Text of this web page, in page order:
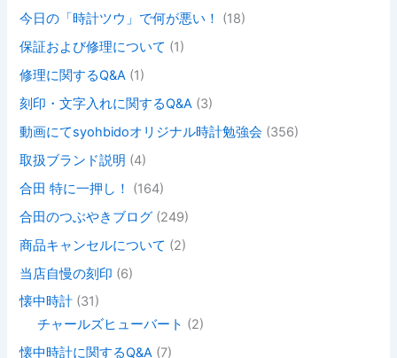
今日の「時計ツウ」で何が悪い！
(18)
保証および修理について (1)
修理に関するQ&A (1)
刻印・文字入れに関するQ&A (3)
動画にてsyohbidoオリジナル時計勉強会 (356)
取扱ブランド説明 (4)
合田 特に一押し！
(164)
合田のつぶやきブログ (249)
商品キャンセルについて (2)
当店自慢の刻印 (6)
懐中時計 (31)
チャールズヒューバート (2)
懐中時計に関するQ&A (7)